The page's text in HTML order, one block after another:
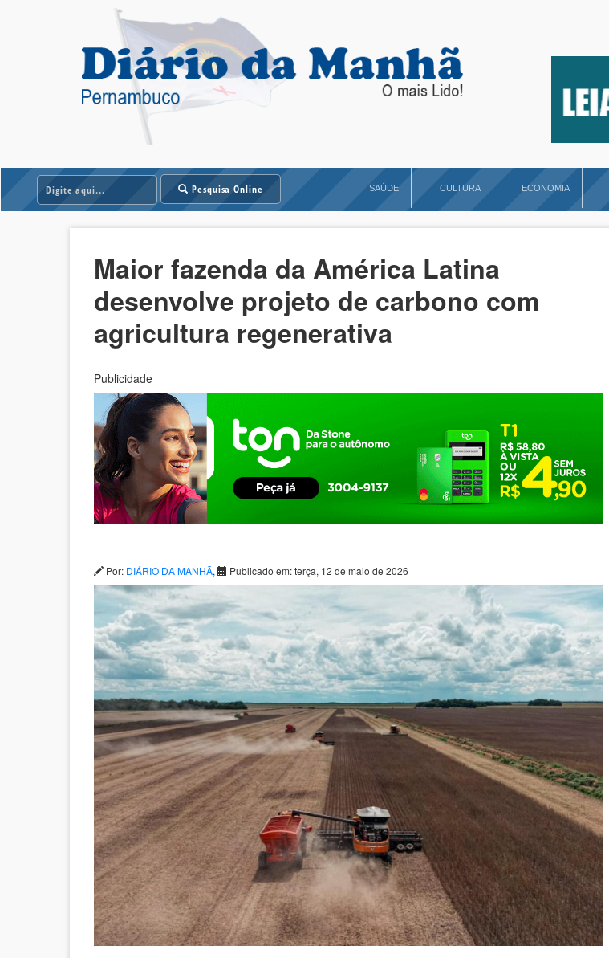
Pesquisa Online SAÚDE CULTURA ECONOMIA
Maior fazenda da América Latina
desenvolve projeto de carbono com
agricultura regenerativa
Publicidade
Por: DIÁRIO DA MANHÃ, Publicado em: terça, 12 de maio de 2026